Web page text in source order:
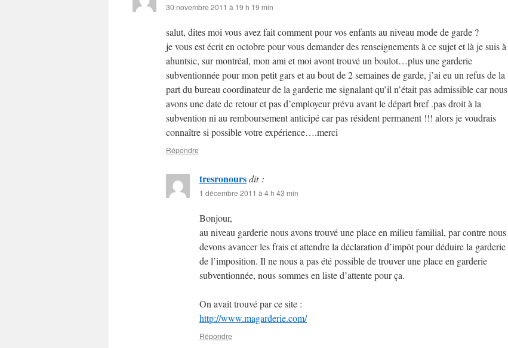
30 novembre 2011 à 19 h 19 min
salut, dites moi vous avez fait comment pour vos enfants au niveau mode de garde ?
je vous est écrit en octobre pour vous demander des renseignements à ce sujet et là je suis à
ahuntsic, sur montréal, mon ami et moi avont trouvé un boulot…plus une garderie
subventionnée pour mon petit gars et au bout de 2 semaines de garde, j’ai eu un refus de la
part du bureau coordinateur de la garderie me signalant qu’il n’était pas admissible car nous
avons une date de retour et pas d’employeur prévu avant le départ bref .pas droit à la
subvention ni au remboursement anticipé car pas résident permanent !!! alors je voudrais
connaître si possible votre expérience….merci
Répondre
tresronoursdit :
1 décembre 2011 à 4 h 43 min
Bonjour,
au niveau garderie nous avons trouvé une place en milieu familial, par contre nous
devons avancer les frais et attendre la déclaration d’impôt pour déduire la garderie
de l’imposition. Il ne nous a pas été possible de trouver une place en garderie
subventionnée, nous sommes en liste d’attente pour ça.
On avait trouvé par ce site :
http://www.magarderie.com/
Répondre